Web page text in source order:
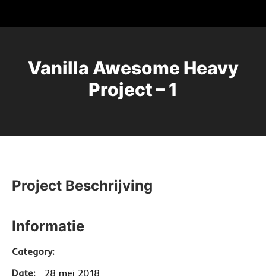
Vanilla Awesome Heavy
Project – 1
Project Beschrijving
Informatie
Category:
Date:
28 mei 2018